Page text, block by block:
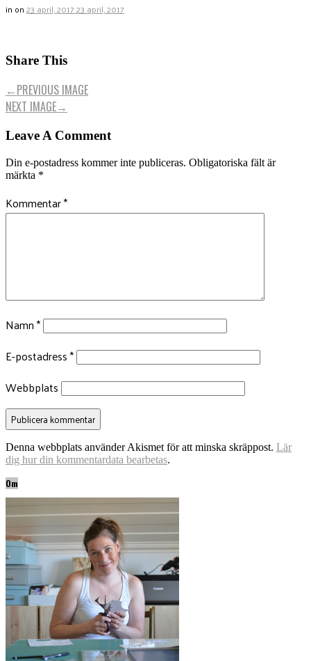
in on23 april, 201723 april, 2017
Share This
←PREVIOUS IMAGE
NEXT IMAGE→
Leave A Comment
Din e-postadress kommer inte publiceras. Obligatoriska fält är
märkta *
Kommentar*
Namn*
E-postadress*
Webbplats
Denna webbplats använder Akismet för att minska skräppost. Lär
dig hur din kommentardata bearbetas.
Om